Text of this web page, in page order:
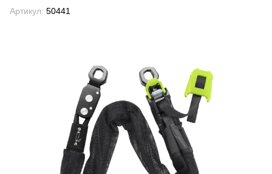
Артикул: 50441